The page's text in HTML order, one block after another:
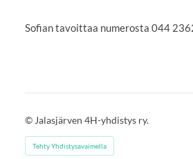
Sofian tavoittaa numerosta 044
© Jalasjärven 4H-yhdistys ry.
Tehty Yhdistysavaimella